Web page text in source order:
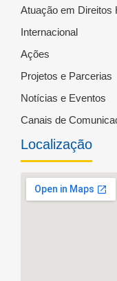
Atuação em Direitos
Internacional
Ações
Projetos e Parcerias
Notícias e Eventos
Canais de
Localização